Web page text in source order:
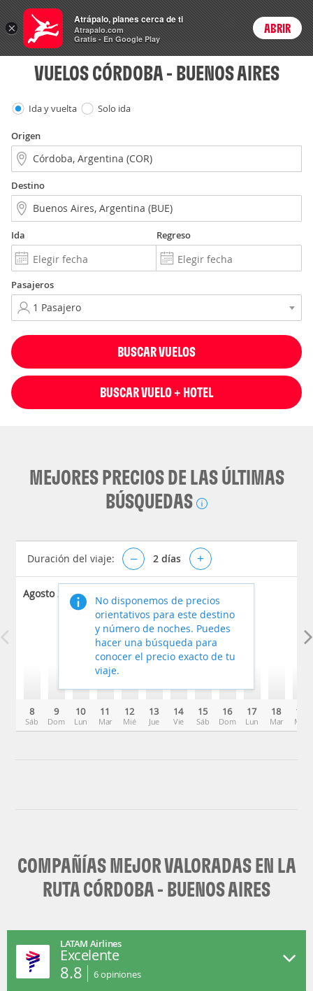
Vuelos Login
VUELOS CÓRDOBA - BUENOS AIRES
Ida y vuelta Solo ida
Origen
Destino
Ida Regreso
Pasajeros
BUSCAR VUELOS
BUSCAR VUELO + HOTEL
MEJORES PRECIOS DE LAS ÚLTIMAS
BÚSQUEDAS
Duración del viaje: – 2 días +
Agosto 2026
8
Sáb
9
Dom
10
Lun
11
Mar
12
Mié
13
Jue
14
Vie
15
Sáb
16
Dom
17
Lun
18
Mar
19
Mié
No disponemos de precios
orientativos para este destino
y número de noches. Puedes
hacer una búsqueda para
conocer el precio exacto de tu
viaje.
COMPAÑÍAS MEJOR VALORADAS EN LA
RUTA CÓRDOBA - BUENOS AIRES
LATAM Airlines
Excelente
8.8 6opiniones
×
Atrápalo, planes cerca de ti
Atrapalo.com
Gratis - En Google Play
ABRIR